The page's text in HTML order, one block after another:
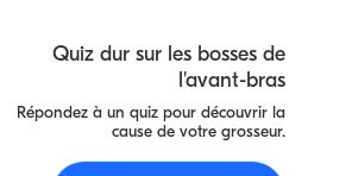
Quiz dur sur les bosses de
l'avant-bras
Répondez à un quiz pour découvrir la
cause de votre grosseur.